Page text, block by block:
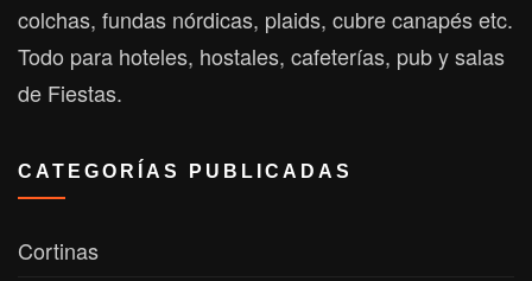
colchas, fundas nórdicas, plaids, cubre canapés etc.
Todo para hoteles, hostales, cafeterías, pub y salas
de Fiestas.
CATEGORÍAS PUBLICADAS
Cortinas